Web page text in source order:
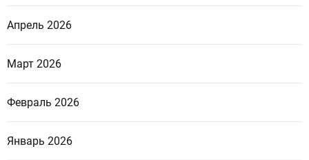
Апрель 2026
Март 2026
Февраль 2026
Январь 2026